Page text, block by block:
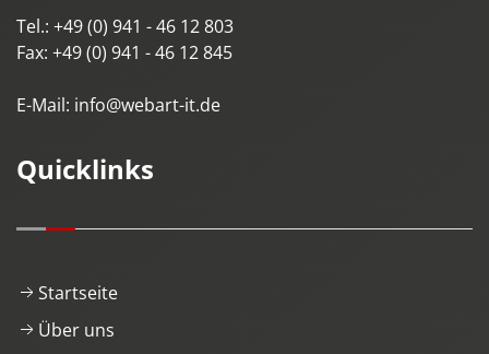
Tel.: +49 (0) 941 - 46 12 803
Fax: +49 (0) 941 - 46 12 845
E-Mail: info@webart-it.de
Quicklinks
Startseite
Über uns